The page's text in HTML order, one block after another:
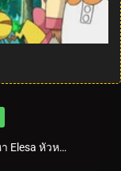
ตอนที่ 01 เข้ามาหา Elesa หัวหน้ายิมที่มีพลังไฟฟ้า!